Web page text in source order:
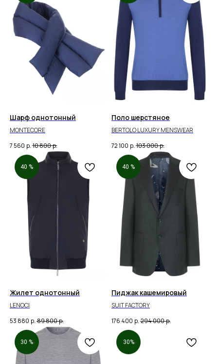
Шарф однотонный
MONTECORE
7 560 р. 10 800р.
Поло шерстяное
BERTOLO LUXURY MENSWEAR
72 100 р. 103 000р.
40 %
Жилет однотонный
LENOCI
53 880 р. 89 800р.
40 %
Пиджак кашемировый
SUIT FACTORY
176 400 р. 294 000р.
30 % 30%